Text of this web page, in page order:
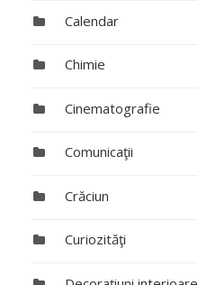
Calendar
Chimie
Cinematografie
Comunicaţii
Crăciun
Curiozităţi